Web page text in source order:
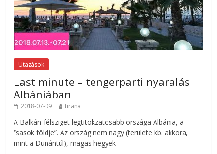
Utazások
Last minute – tengerparti nyaralás
Albániában
2018-07-09 tirana
A Balkán-félsziget legtitokzatosabb országa Albánia, a
“sasok földje”. Az ország nem nagy (területe kb. akkora,
mint a Dunántúl), magas hegyek